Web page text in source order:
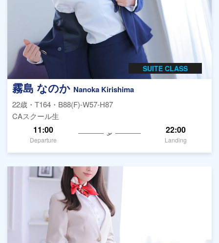
SUITE CLASS
霧島 なのか Nanoka Kirishima
22歳・T164・B88(F)-W57-H87
CAスクール生
11:00
Departure
22:00
Landing